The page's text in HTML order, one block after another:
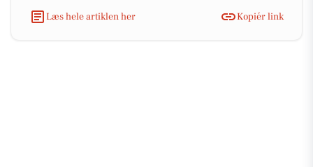
Læs hele artiklen her
Kopiér link